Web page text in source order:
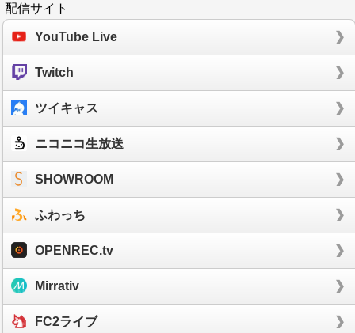
配信サイト
YouTube Live
Twitch
ツイキャス
ニコニコ生放送
SHOWROOM
ふわっち
OPENREC.tv
Mirrativ
FC2ライブ